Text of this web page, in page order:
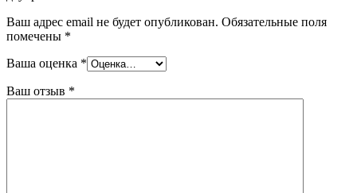
Ваш адрес email не будет опубликован. Обязательные поля
помечены *
Ваша оценка *
Ваш отзыв *